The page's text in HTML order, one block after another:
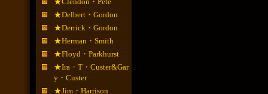
★Delbert・Gordon
★Derrick・Gordon
★Herman・Smith
★Floyd・Parkhurst
★Ira・T・Custer&Gar
y・Custer
★Jim・Harrison